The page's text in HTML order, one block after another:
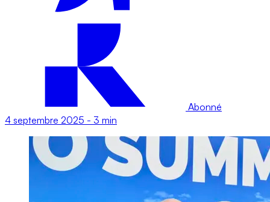
Abonné
4 septembre 2025 - 3 min